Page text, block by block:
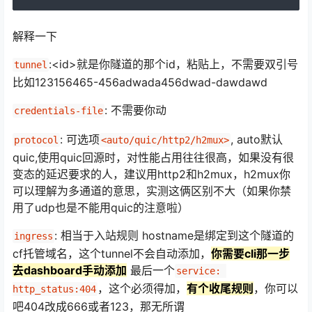
解释一下
tunnel :<id>就是你隧道的那个id，粘贴上，不需要双引号
比如123156465-456adwada456dwad-dawdawd
credentials-file: 不需要你动
protocol : 可选项<auto/quic/http2/h2mux>, auto默认
quic,使用quic回源时，对性能占用往往很高，如果没有很
变态的延迟要求的人，建议用http2和h2mux，h2mux你
可以理解为多通道的意思，实测这俩区别不大（如果你禁
用了udp也是不能用quic的注意啦）
ingress : 相当于入站规则 hostname是绑定到这个隧道的
cf托管域名，这个tunnel不会自动添加， 你需要cli那一步
去dashboard手动添加 最后一个service:
http_status:404 ，这个必须得加， 有个收尾规则 ，你可以
吧404改成666或者123，那无所谓